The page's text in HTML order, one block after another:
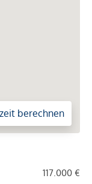
berechnen
117.000 €